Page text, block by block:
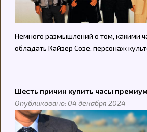
Немного размышлений о том, какими
обладать Кайзер Созе, персонаж
Шесть причин купить часы
Опубликовано: 04 декабря 2024